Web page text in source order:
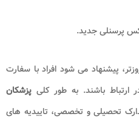
پرسنلی جدید.
پیشنهاد می شود افراد با سفارت
ارتباط باشند. به طور کلی پزشکان
تحصیلی و تخصصی، تاییدیه های